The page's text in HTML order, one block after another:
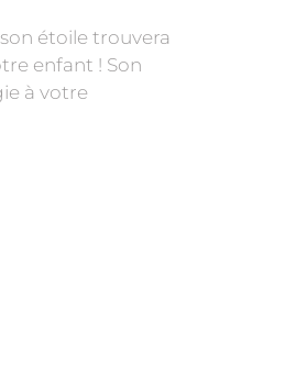
étoile trouvera
enfant ! Son
à votre